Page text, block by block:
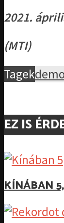
2021.
(MTI)
Tagek
EZ IS
KÍNÁBAN